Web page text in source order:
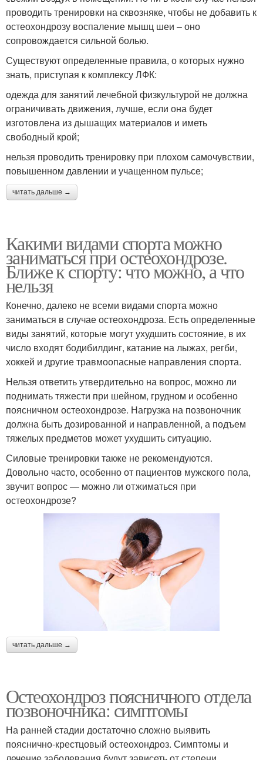
проводить тренировки на сквозняке, чтобы не добавить к
остеохондрозу воспаление мышц шеи – оно
сопровождается сильной болью.
Существуют определенные правила, о которых нужно
знать, приступая к комплексу ЛФК:
одежда для занятий лечебной физкультурой не должна
ограничивать движения, лучше, если она будет
изготовлена из дышащих материалов и иметь
свободный крой;
нельзя проводить тренировку при плохом самочувствии,
повышенном давлении и учащенном пульсе;
читать дальше →
Какими видами спорта можно
заниматься при остеохондрозе.
Ближе к спорту: что можно, а что
нельзя
Конечно, далеко не всеми видами спорта можно
заниматься в случае остеохондроза. Есть определенные
виды занятий, которые могут ухудшить состояние, в их
число входят бодибилдинг, катание на лыжах, регби,
хоккей и другие травмоопасные направления спорта.
Нельзя ответить утвердительно на вопрос, можно ли
поднимать тяжести при шейном, грудном и особенно
поясничном остеохондрозе. Нагрузка на позвоночник
должна быть дозированной и направленной, а подъем
тяжелых предметов может ухудшить ситуацию.
Силовые тренировки также не рекомендуются.
Довольно часто, особенно от пациентов мужского пола,
звучит вопрос — можно ли отжиматься при
остеохондрозе?
читать дальше →
Остеохондроз поясничного отдела
позвоночника: симптомы
На ранней стадии достаточно сложно выявить
пояснично-крестцовый остеохондроз. Симптомы и